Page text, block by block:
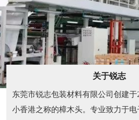
关于锐志
东莞市锐志包装材料有限公司创建于
小香港之称的樟木头。专业致力于电